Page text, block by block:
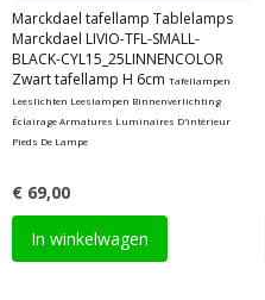
Marckdael tafellamp Tablelamps
Marckdael LIVIO-TFL-SMALL-
BLACK-CYL15_25LINNENCOLOR
Zwart tafellamp H 6cm Tafellampen
Leeslichten Leeslampen Binnenverlichting
Éclairage Armatures Luminaires D'intérieur
Pieds De Lampe
€ 69,00
In winkelwagen